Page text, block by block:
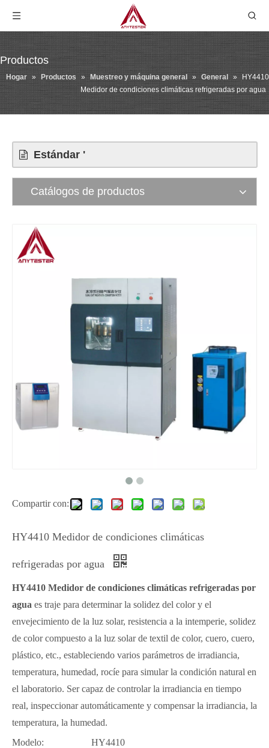
Productos
Hogar » Productos » Muestreo y máquina general » General »
HY4410
Medidor de condiciones climáticas refrigeradas por agua
Estándar '
Catálogos de productos
Compartir con:
HY4410 Medidor de condiciones climáticas
refrigeradas por agua
HY4410 Medidor de condiciones climáticas refrigeradas por
agua es traje para determinar la solidez del color y el
envejecimiento de la luz solar, resistencia a la intemperie, solidez
de color compuesto a la luz solar de textil de color, cuero, cuero,
plástico, etc., estableciendo varios parámetros de irradiancia,
temperatura, humedad, rocíe para simular la condición natural en
el laboratorio. Ser capaz de controlar la irradiancia en tiempo
real, inspeccionar automáticamente y compensar la irradiancia, la
temperatura, la humedad.
Modelo:
HY4410